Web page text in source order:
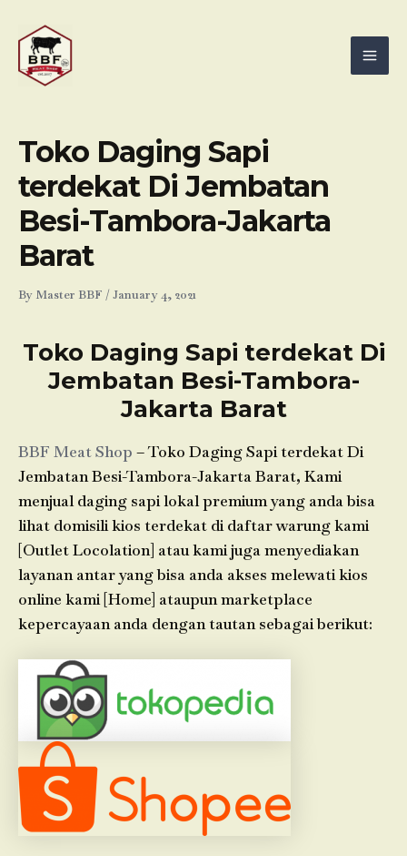
content
Toko Daging Sapi
terdekat Di Jembatan
Besi-Tambora-Jakarta
Barat
By Master BBF /January 4, 2021
Toko Daging Sapi terdekat Di
Jembatan Besi-Tambora-
Jakarta Barat
BBF Meat Shop – Toko Daging Sapi terdekat Di
Jembatan Besi-Tambora-Jakarta Barat, Kami
menjual daging sapi lokal premium yang anda bisa
lihat domisili kios terdekat di daftar warung kami
[Outlet Locolation] atau kami juga menyediakan
layanan antar yang bisa anda akses melewati kios
online kami [Home] ataupun marketplace
kepercayaan anda dengan tautan sebagai berikut: